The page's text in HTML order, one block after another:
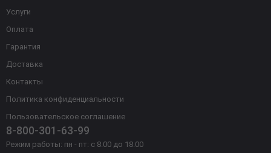
Услуги
Оплата
Гарантия
Доставка
Контакты
Политика конфиденциальности
Пользовательское соглашение
8-800-301-63-99
Режим работы: пн - пт: с 8.00 до 18.00